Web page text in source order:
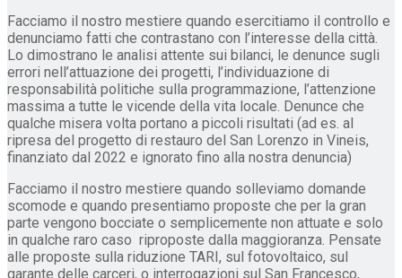
Facciamo il nostro mestiere quando esercitiamo il controllo e
denunciamo fatti che contrastano con l’interesse della città.
Lo dimostrano le analisi attente sui bilanci, le denunce sugli
errori nell’attuazione dei progetti, l’individuazione di
responsabilità politiche sulla programmazione, l’attenzione
massima a tutte le vicende della vita locale. Denunce che
qualche misera volta portano a piccoli risultati (ad es. al
ripresa del progetto di restauro del San Lorenzo in Vineis,
finanziato dal 2022 e ignorato fino alla nostra denuncia)
Facciamo il nostro mestiere quando solleviamo domande
scomode e quando presentiamo proposte che per la gran
parte vengono bocciate o semplicemente non attuate e solo
in qualche raro caso riproposte dalla maggioranza. Pensate
alle proposte sulla riduzione TARI, sul fotovoltaico, sul
garante delle carceri, o interrogazioni sul San Francesco,